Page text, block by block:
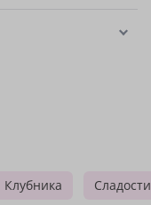
Клубника Сладости